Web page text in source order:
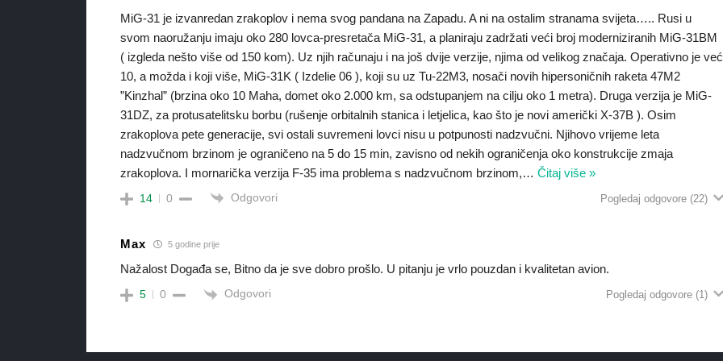
MiG-31 je izvanredan zrakoplov i nema svog pandana na Zapadu. A ni na ostalim stranama svijeta….. Rusi u
svom naoružanju imaju oko 280 lovca-presretača MiG-31, a planiraju zadržati veći broj moderniziranih MiG-31BM
( izgleda nešto više od 150 kom). Uz njih računaju i na još dvije verzije, njima od velikog značaja. Operativno je već
10, a možda i koji više, MiG-31K ( Izdelie 06 ), koji su uz Tu-22M3, nosači novih hipersoničnih raketa 47M2
”Kinzhal” (brzina oko 10 Maha, domet oko 2.000 km, sa odstupanjem na cilju oko 1 metra). Druga verzija je MiG-
31DZ, za protusatelitsku borbu (rušenje orbitalnih stanica i letjelica, kao što je novi američki X-37B ). Osim
zrakoplova pete generacije, svi ostali suvremeni lovci nisu u potpunosti nadzvučni. Njihovo vrijeme leta
nadzvučnom brzinom je ograničeno na 5 do 15 min, zavisno od nekih ograničenja oko konstrukcije zmaja
zrakoplova. I mornarička verzija F-35 ima problema s nadzvučnom brzinom,…Čitaj više »
14 0 Odgovori Pogledaj odgovore (22)
Max 5 godine prije
Nažalost Događa se, Bitno da je sve dobro prošlo. U pitanju je vrlo pouzdan i kvalitetan avion.
5 0 Odgovori Pogledaj odgovore (1)